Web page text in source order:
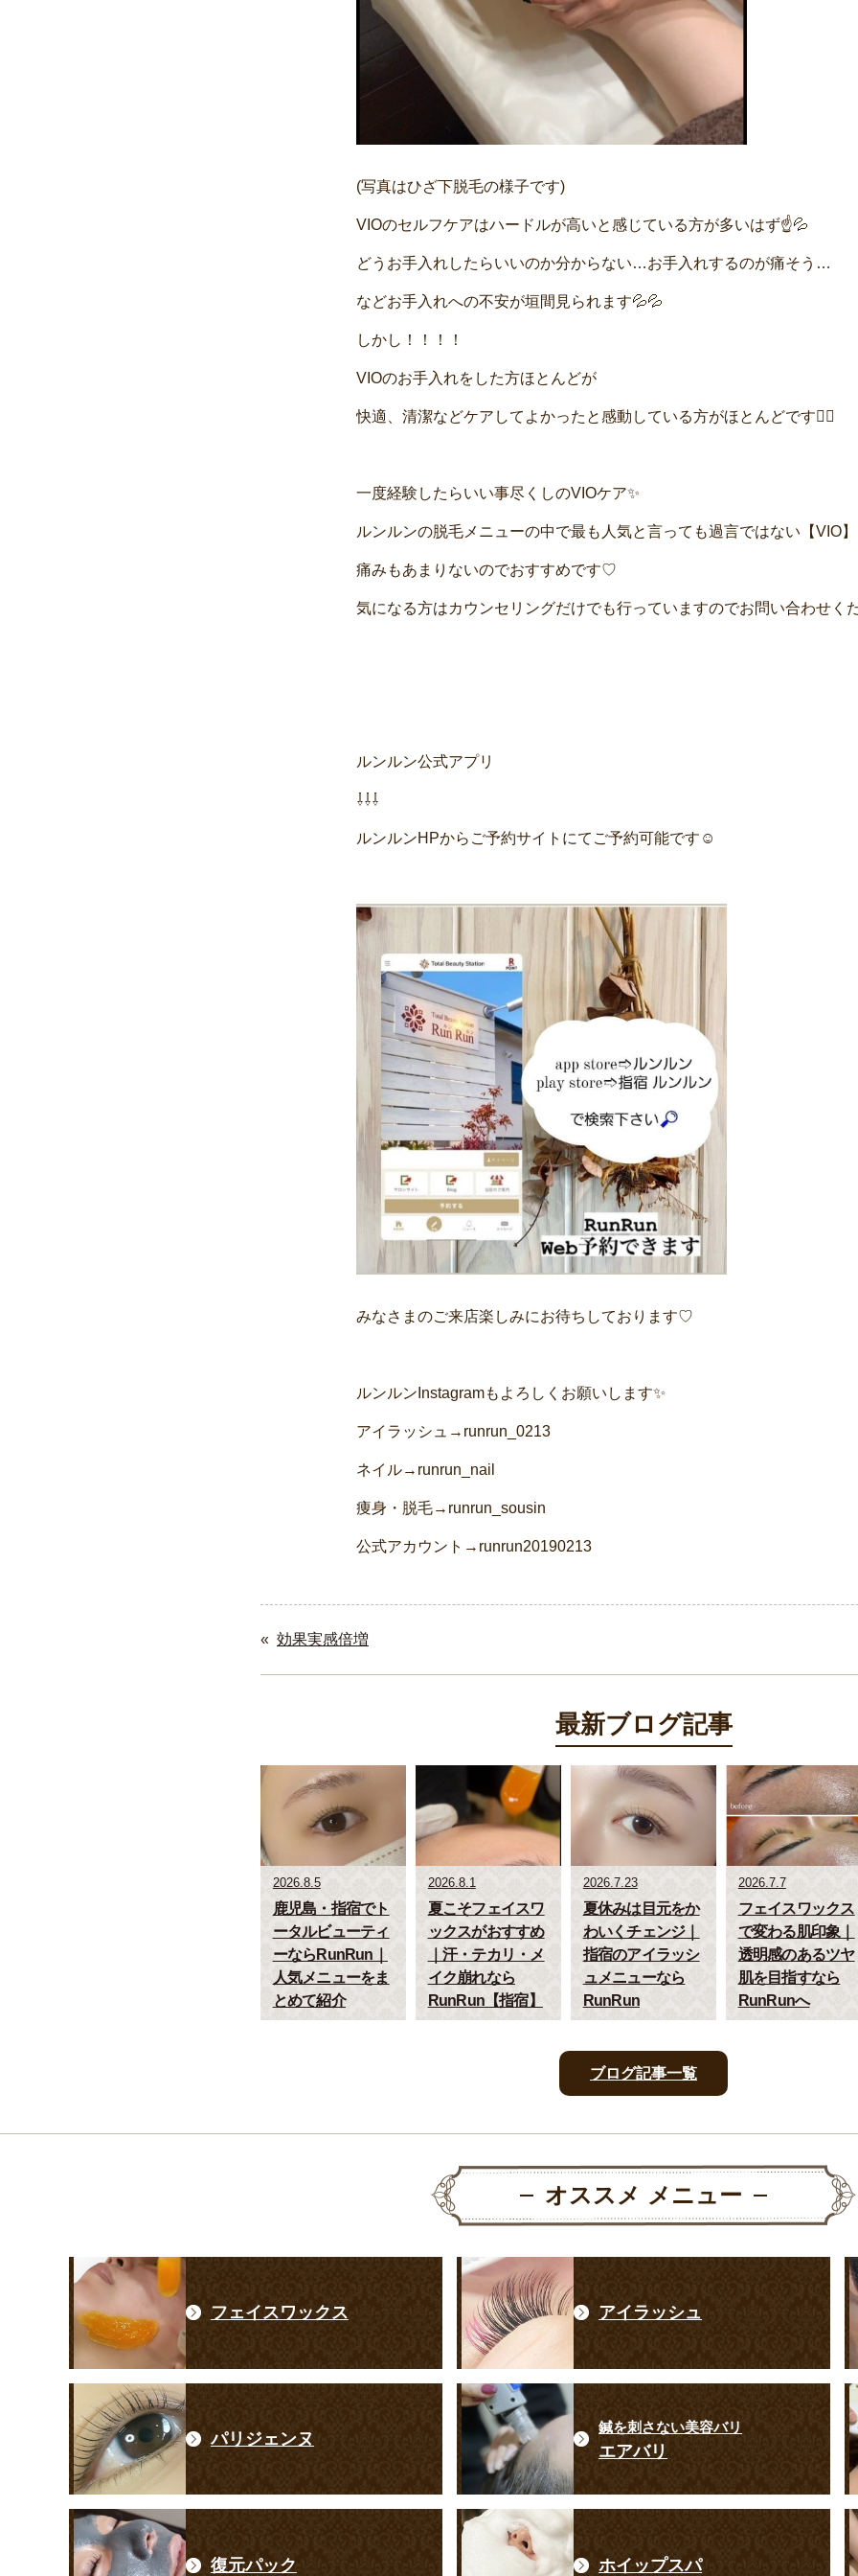
(写真はひざ下脱毛の様子です)
VIOのセルフケアはハードルが高いと感じている方が多いはず☝💦
どうお手入れしたらいいのか分からない…お手入れするのが痛そう…
などお手入れへの不安が垣間見られます💦💦
しかし！！！！
VIOのお手入れをした方ほとんどが
快適、清潔などケアしてよかったと感動している方がほとんどです🙆‍♀️
一度経験したらいい事尽くしのVIOケア✨
ルンルンの脱毛メニューの中で最も人気と言っても過言ではない【VIO】
痛みもあまりないのでおすすめです♡
気になる方はカウンセリングだけでも行っていますのでお問い合わせくだ
ルンルン公式アプリ
⇩⇩⇩
ルンルンHPからご予約サイトにてご予約可能です☺
みなさまのご来店楽しみにお待ちしております♡
ルンルンInstagramもよろしくお願いします✨
アイラッシュ→runrun_0213
ネイル→runrun_nail
痩身・脱毛→runrun_sousin
公式アカウント→runrun20190213
« 効果実感倍増
最新ブログ記事
2026.8.5
鹿児島・指宿でト
ータルビューティ
ーならRunRun｜
人気メニューをま
とめて紹介
2026.8.1
夏こそフェイスワ
ックスがおすすめ
｜汗・テカリ・メ
イク崩れなら
RunRun【指宿】
2026.7.23
夏休みは目元をか
わいくチェンジ｜
指宿のアイラッシ
ュメニューなら
RunRun
2026.7.7
フェイスワックス
で変わる肌印象｜
透明感のあるツヤ
肌を目指すなら
RunRunへ
ブログ記事一覧
オススメ メニュー
フェイスワックス アイラッシュ
パリジェンヌ
鍼を刺さない美容バリ
エアバリ
復元パック ホイップスパ